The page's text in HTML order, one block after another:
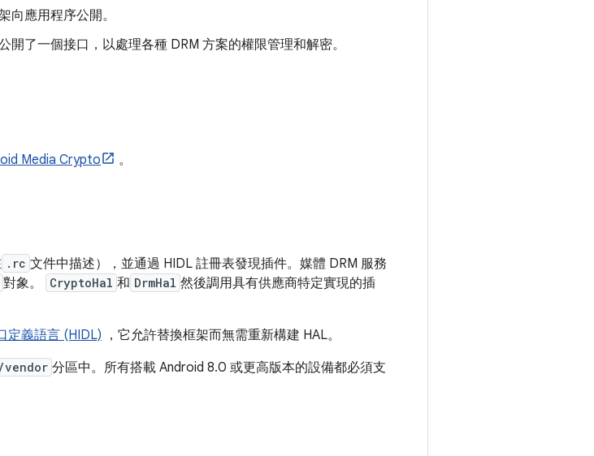
向應用程序公開。
了一個接口，以處理各種 DRM 方案的權限管理和解密。
Media Crypto 。
.rc 文件中描述），並通過 HIDL 註冊表發現插件。媒體 DRM 服務
對象。 CryptoHal 和 DrmHal 然後調用具有供應商特定實現的插
定義語言 (HIDL) ，它允許替換框架而無需重新構建 HAL。
/vendor 分區中。所有搭載 Android 8.0 或更高版本的設備都必須支